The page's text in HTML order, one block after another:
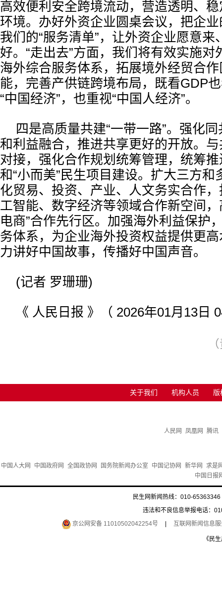
高效便利安全跨境流动，营造透明、
环境。办好外资企业圆桌会议，把企业
我们的“服务清单”，让外资企业愿意来
好。“走出去”方面，我们将有效实施对
海外综合服务体系，拓展境外经贸合
能，完善产供链跨境布局，既看GDP
“中国经济”，也重视“中国人经济”。
四是高质量共建“一带一路”。强化
和利益融合，推进共享更好的开放。
对接，强化合作规划统筹管理，统筹
和“小而美”民生项目建设。扩大三方和
化贸易、投资、产业、人文务实合作
工智能、数字经济等领域合作新空间，
电商”合作先行区。加强海外利益保护
务体系，为企业海外投资权益提供更
力讲好中国故事，传播好中国声音。
(记者 罗珊珊)
《 人民日报 》（ 2026年01月13日
关于我们 机构人员 版
人民网 凤凰网 腾讯
中国人大网 中国政府网 全国政协网 国务院新闻办公室 中国记协网 新华网
求是
中国日报
民生网新闻热线：010-
违法和不良信息举报电话：
京公网安备 11010502042254号
互联网新闻信息
《民